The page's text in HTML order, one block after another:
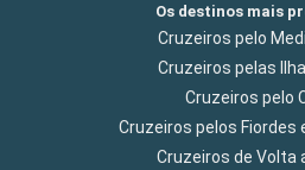
Os destinos mais
Cruzeiros pelo
Cruzeiros pelas
Cruzeiros pelo
Cruzeiros pelos Fiordes
Cruzeiros de Volta